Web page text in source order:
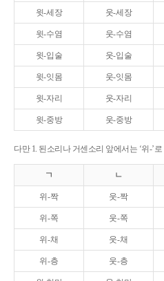
윗-세장 웃-세장
윗-수염 웃-수염
윗-입술 웃-입술
윗-잇몸 웃-잇몸
윗-자리 웃-자리
윗-중방 웃-중방
다만 1. 된소리나 거센소리 앞에서는 ‘위-’
ㄱ ㄴ
위-짝 웃-짝
위-쪽 웃-쪽
위-채 웃-채
위-층 웃-층